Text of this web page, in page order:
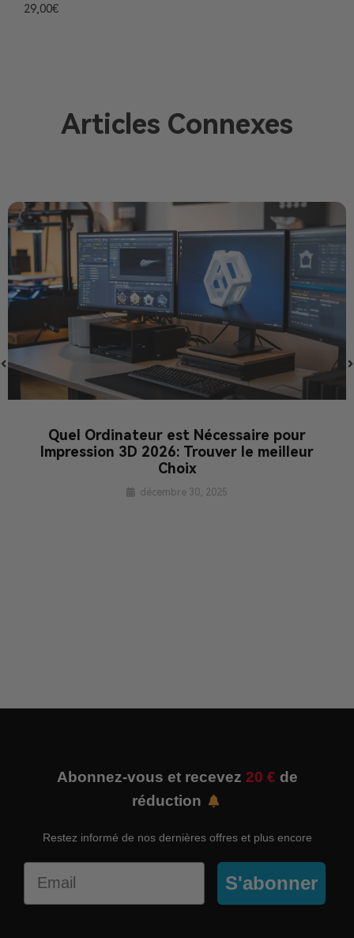
29,00€
Articles Connexes
Quel Ordinateur est Nécessaire pour
Impression 3D 2026: Trouver le meilleur
Choix
décembre 30, 2025
Abonnez-vous et recevez 20 € de
réduction
Restez informé de nos dernières offres et plus encore
S'abonner